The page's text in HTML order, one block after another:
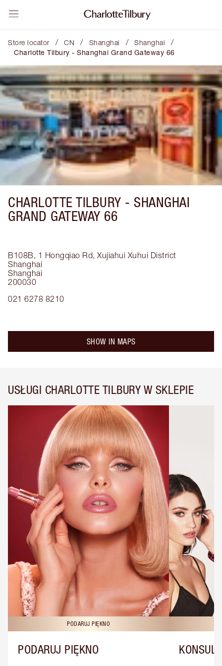
Store locator / CN / Shanghai / Shanghai /
Charlotte Tilbury - Shanghai Grand Gateway 66
CHARLOTTE TILBURY - SHANGHAI
GRAND GATEWAY 66
B108B, 1 Hongqiao Rd, Xujiahui Xuhui District
Shanghai
Shanghai
200030
021 6278 8210
SHOW IN MAPS
USŁUGI CHARLOTTE TILBURY W SKLEPIE
PODARUJ PIĘKNO
PODARUJ PIĘKNO